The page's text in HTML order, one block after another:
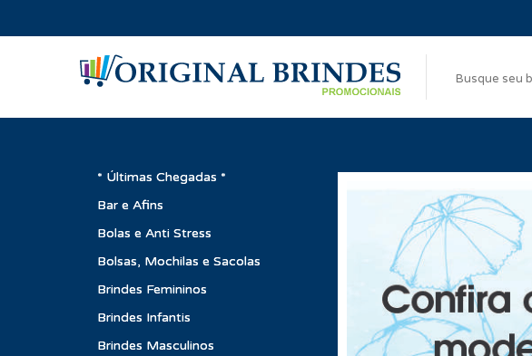
* Últimas Chegadas *
Bar e Afins
Bolas e Anti Stress
Bolsas, Mochilas e Sacolas
Brindes Femininos
Brindes Infantis
Brindes Masculinos